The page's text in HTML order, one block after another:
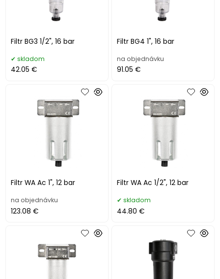
Filtr BG3 1/2", 16 bar
skladom
42.05 €
Filtr BG4 1", 16 bar
na objednávku
91.05 €
Filtr WA Ac 1", 12 bar
na objednávku
123.08 €
Filtr WA Ac 1/2", 12 bar
skladom
44.80 €